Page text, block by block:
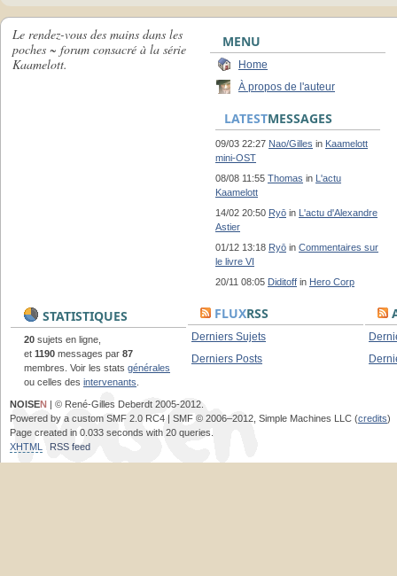
Le rendez-vous des mains dans les
poches ~ forum consacré à la série
Kaamelott.
MENU
Home
À propos de l'auteur
LATESTMESSAGES
09/03 22:27 Nao/Gilles in Kaamelott
mini-OST
08/08 11:55 Thomas in L'actu
Kaamelott
14/02 20:50 Ryō in L'actu d'Alexandre
Astier
01/12 13:18 Ryō in Commentaires sur
le livre VI
20/11 08:05 Diditoff in Hero Corp
STATISTIQUES
20 sujets en ligne,
et 1190 messages par 87
membres. Voir les stats générales
ou celles des intervenants
FLUXRSS
Derniers Sujets
Derniers Posts
NOISEN | © René-Gilles Deberdt 2005-2012.
Powered by a custom SMF 2.0 RC4 | SMF © 2006–2012, Simple Machines LLC (credits)
Page created in 0.033 seconds with 20 queries.
XHTML
RSS feed